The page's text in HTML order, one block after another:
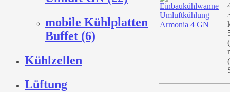
mobile Kühlplatten
Buffet (6)
Kühlzellen
Lüftung